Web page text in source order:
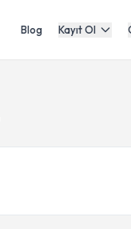
Blog Kayıt Ol